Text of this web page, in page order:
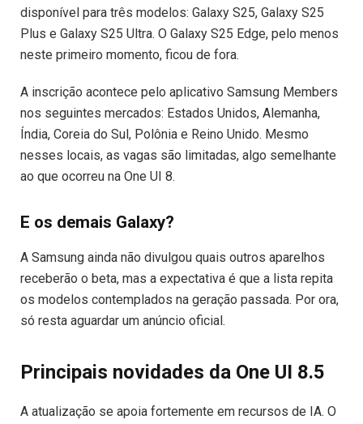
disponível para três modelos: Galaxy S25, Galaxy S25
Plus e Galaxy S25 Ultra. O Galaxy S25 Edge, pelo menos
neste primeiro momento, ficou de fora.
A inscrição acontece pelo aplicativo Samsung Members
nos seguintes mercados: Estados Unidos, Alemanha,
Índia, Coreia do Sul, Polônia e Reino Unido. Mesmo
nesses locais, as vagas são limitadas, algo semelhante
ao que ocorreu na One UI 8.
E os demais Galaxy?
A Samsung ainda não divulgou quais outros aparelhos
receberão o beta, mas a expectativa é que a lista repita
os modelos contemplados na geração passada. Por ora,
só resta aguardar um anúncio oficial.
Principais novidades da One UI 8.5
A atualização se apoia fortemente em recursos de IA. O